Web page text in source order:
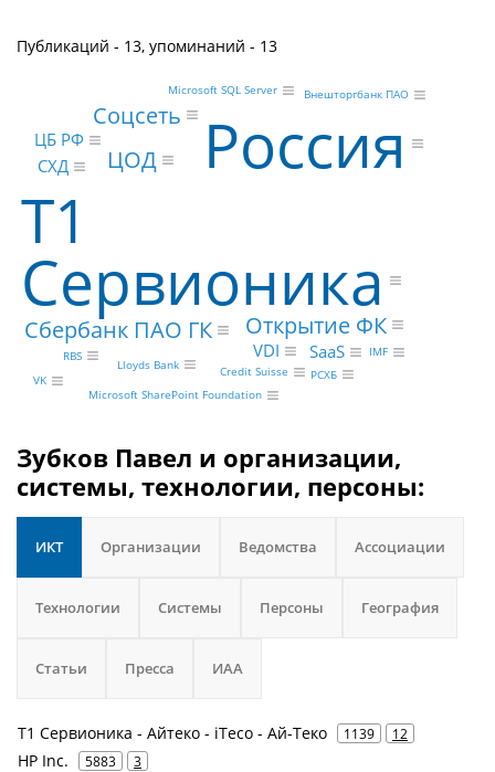
Публикаций - 13, упоминаний - 13
Т1
Сервионика
Россия
Сбербанк ПАО ГК
ЦОД
Открытие ФК
Соцсеть
ЦБ РФ
СХД
VDI SaaS
RBS
Lloyds Bank
Внешторгбанк ПАО
Credit Suisse
IMF
VK
Microsoft SQL Server
РСХБ
Microsoft SharePoint Foundation
Зубков Павел и организации,
системы, технологии, персоны:
ИКТ Организации Ведомства Ассоциации
Технологии Системы Персоны География
Статьи Пресса ИАА
Т1 Сервионика - Айтеко - iTeco - Ай-Теко 1139 12
HP Inc. 5883 3